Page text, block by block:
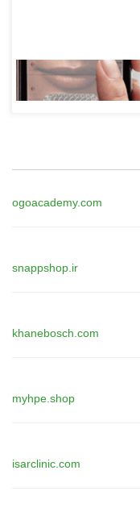
ogoacademy.com
snappshop.ir
khanebosch.com
myhpe.shop
isarclinic.com